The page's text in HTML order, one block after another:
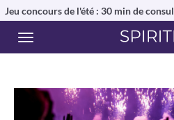
Jeu concours de l'été : 30 min de